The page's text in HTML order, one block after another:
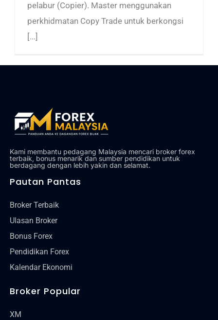
pelabur (Copier). Master menggunakan
perkhidmatan Copy Trade untuk berkongsi
[...]
Kami membantu pedagang Malaysia mencari broker forex
terbaik, bonus menarik dan sumber pendidikan untuk
berdagang dengan lebih yakin dan selamat.
Pautan Pantas
Broker Terbaik
Ulasan Broker
Bonus Forex
Pendidikan Forex
Kalendar Ekonomi
Broker Popular
XM